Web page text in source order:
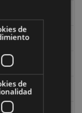
de
de